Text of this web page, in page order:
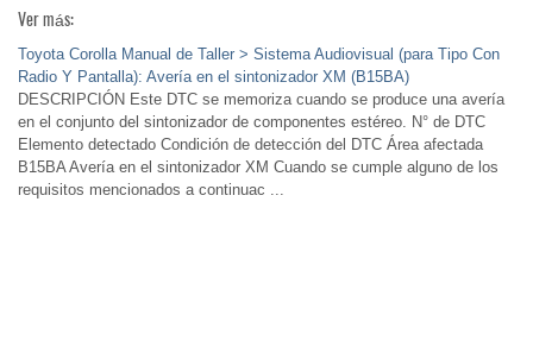
Ver más:
Toyota Corolla Manual de Taller > Sistema Audiovisual (para Tipo Con
Radio Y Pantalla): Avería en el sintonizador XM (B15BA)
DESCRIPCIÓN Este DTC se memoriza cuando se produce una avería
en el conjunto del sintonizador de componentes estéreo. N° de DTC
Elemento detectado Condición de detección del DTC Área afectada
B15BA Avería en el sintonizador XM Cuando se cumple alguno de los
requisitos mencionados a continuac ...